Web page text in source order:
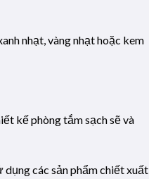
nhạt, vàng nhạt hoặc kem
kế phòng tắm sạch sẽ và
dụng các sản phẩm chiết xuất